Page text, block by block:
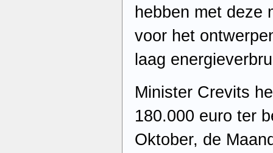
hebben met deze
voor het
laag
Minister Crevits
180.000 euro ter
Oktober, de